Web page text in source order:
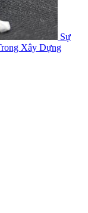
Sự
Xây Dựng